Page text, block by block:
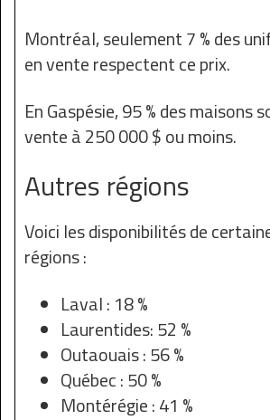
Montréal, seulement 7 % des
en vente respectent ce prix.
En Gaspésie, 95 % des maisons
vente à 250 000 $ ou moins.
Autres régions
Voici les disponibilités de
régions :
Laval : 18 %
Laurentides: 52 %
Outaouais : 56 %
Québec : 50 %
Montérégie : 41 %